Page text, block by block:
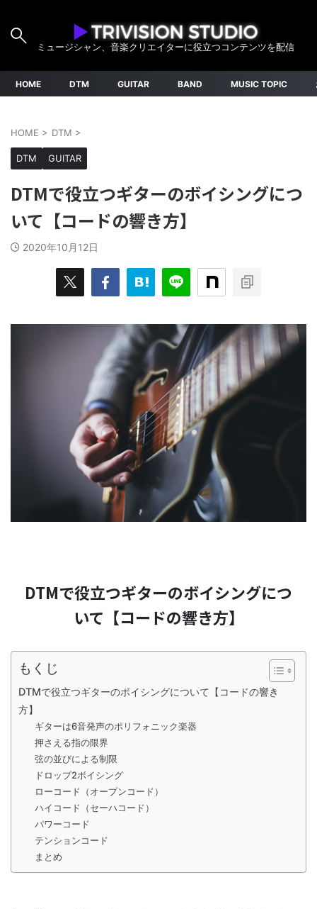
ミュージシャン、音楽クリエイターに役立つコンテンツを配信
HOME DTM GUITAR BAND MUSIC TOPIC
HOME > DTM >
DTM GUITAR
DTMで役立つギターのボイシングにつ
いて【コードの響き方】
2020年10月12日
DTMで役立つギターのボイシングにつ
いて【コードの響き方】
もくじ
DTMで役立つギターのボイシングについて【コードの響き
方】
ギターは6音発声のポリフォニック楽器
押さえる指の限界
弦の並びによる制限
ドロップ2ボイシング
ローコード（オープンコード）
ハイコード（セーハコード）
パワーコード
テンションコード
まとめ